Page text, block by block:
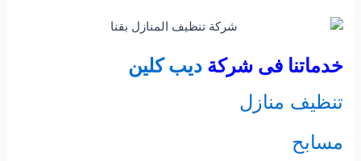
خدماتنا فى شركةديب كلين
تنظيف منازل
مسابح